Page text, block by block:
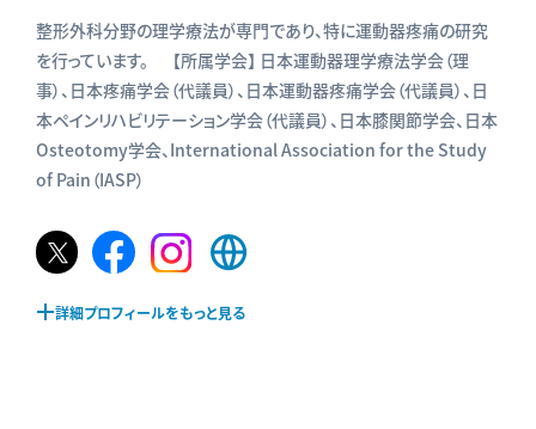
整形外科分野の理学療法が専門であり、特に運動器疼痛の研究
を行っています。 【所属学会】 日本運動器理学療法学会（理
事）、日本疼痛学会（代議員）、日本運動器疼痛学会（代議員）、日
本ペインリハビリテーション学会（代議員）、日本膝関節学会、日本
Osteotomy学会、International Association for the Study
of Pain（IASP）
𝕏
ー
Facebook
ー
Instagram
ー
Web
イ
詳細プロフィールをもっと見る